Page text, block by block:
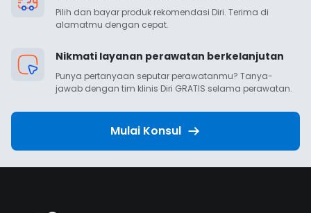
Pilih dan bayar produk rekomendasi Diri. Terima di
alamatmu dengan cepat.
Nikmati layanan perawatan berkelanjutan
Punya pertanyaan seputar perawatanmu? Tanya-
jawab dengan tim klinis Diri GRATIS selama perawatan.
Mulai Konsul